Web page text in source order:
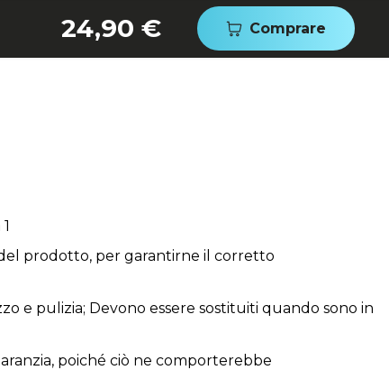
24,90 € Comprare
prodotto, per garantirne il corretto
e pulizia; Devono essere sostituiti quando sono in
poiché ciò ne comporterebbe